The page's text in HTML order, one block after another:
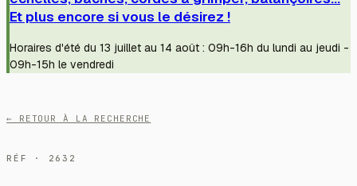
Et plus encore si vous le désirez !
Horaires d'été du 13 juillet au 14 août : 09h-16h du lundi au jeudi -
09h-15h le vendredi
← RETOUR À LA RECHERCHE
RÉF · 2632